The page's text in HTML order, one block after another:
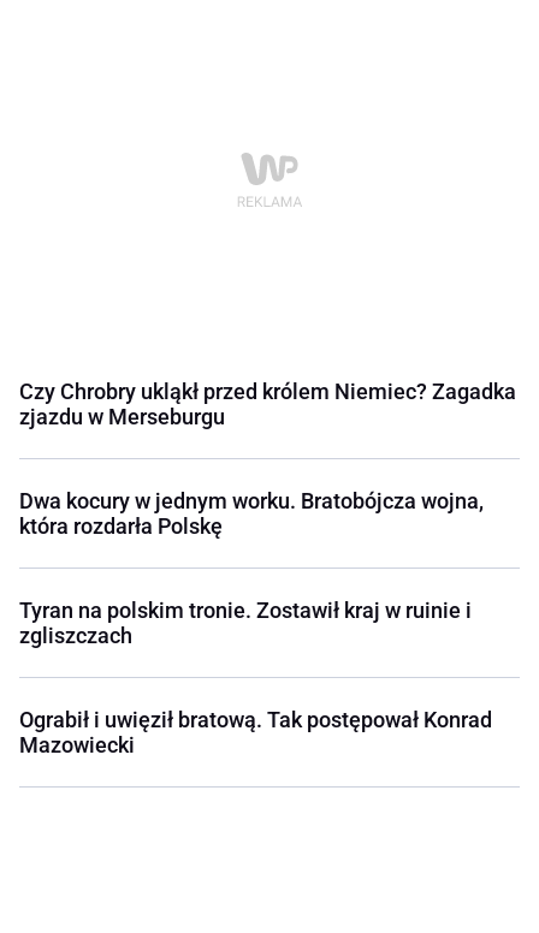
Czy Chrobry ukląkł przed królem Niemiec? Zagadka
zjazdu w Merseburgu
Dwa kocury w jednym worku. Bratobójcza wojna,
która rozdarła Polskę
Tyran na polskim tronie. Zostawił kraj w ruinie i
zgliszczach
Ograbił i uwięził bratową. Tak postępował Konrad
Mazowiecki